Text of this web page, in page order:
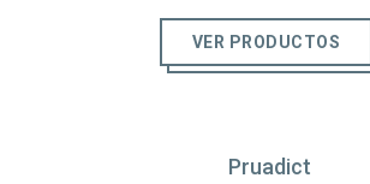
VER PRODUCTOS
Pruadict